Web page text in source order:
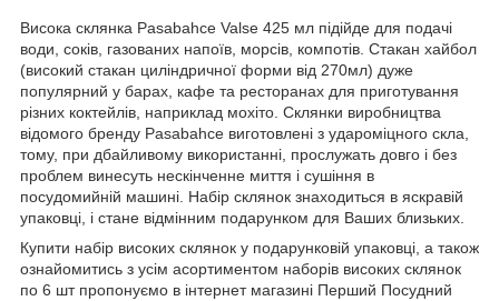
Висока склянка Pasabahce Valse 425 мл підійде для подачі
води, соків, газованих напоїв, морсів, компотів. Стакан хайбол
(високий стакан циліндричної форми від 270мл) дуже
популярний у барах, кафе та ресторанах для приготування
різних коктейлів, наприклад мохіто. Склянки виробництва
відомого бренду Pasabahce виготовлені з удароміцного скла,
тому, при дбайливому використанні, прослужать довго і без
проблем винесуть нескінченне миття і сушіння в
посудомийній машині. Набір склянок знаходиться в яскравій
упаковці, і стане відмінним подарунком для Ваших близьких.
Купити набір високих склянок у подарунковій упаковці, а також
ознайомитись з усім асортиментом наборів високих склянок
по 6 шт пропонуємо в інтернет магазині Перший Посудний